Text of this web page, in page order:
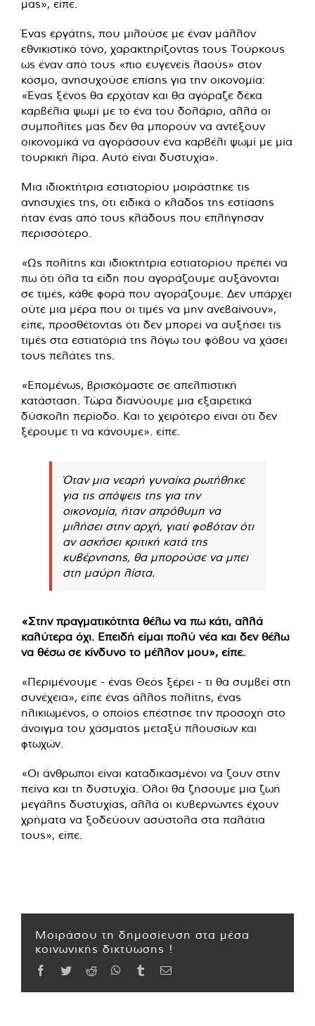
μας», είπε.
Ένας εργάτης, που μιλούσε με έναν μάλλον
εθνικιστικό τόνο, χαρακτηρίζοντας τους Τούρκους
ως έναν από τους «πιο ευγενείς λαούς» στον
κόσμο, ανησυχούσε επίσης για την οικονομία:
«Ένας ξένος θα ερχόταν και θα αγόραζε δέκα
καρβέλια ψωμί με το ένα του δολάριο, αλλά οι
συμπολίτες μας δεν θα μπορούν να αντέξουν
οικονομικά να αγοράσουν ένα καρβέλι ψωμί με μία
τουρκική λίρα. Αυτό είναι δυστυχία».
Μια ιδιοκτήτρια εστιατορίου μοιράστηκε τις
ανησυχίες της, ότι ειδικά ο κλάδος της εστίασης
ήταν ένας από τους κλάδους που επλήγησαν
περισσότερο.
«Ως πολίτης και ιδιοκτήτρια εστιατορίου πρέπει να
πω ότι όλα τα είδη που αγοράζουμε αυξάνονται
σε τιμές, κάθε φορά που αγοράζουμε. Δεν υπάρχει
ούτε μια μέρα που οι τιμές να μην ανεβαίνουν»,
είπε, προσθέτοντας ότι δεν μπορεί να αυξήσει τις
τιμές στα εστιατόριά της λόγω του φόβου να χάσει
τους πελάτες της.
«Επομένως, βρισκόμαστε σε απελπιστική
κατάσταση. Τώρα διανύουμε μια εξαιρετικά
δύσκολη περίοδο. Και το χειρότερο είναι ότι δεν
ξέρουμε τι να κάνουμε». είπε.
Όταν μια νεαρή γυναίκα ρωτήθηκε
για τις απόψεις της για την
οικονομία, ήταν απρόθυμη να
μιλήσει στην αρχή, γιατί φοβόταν ότι
αν ασκήσει κριτική κατά της
κυβέρνησης, θα μπορούσε να μπει
στη μαύρη λίστα.
«Στην πραγματικότητα θέλω να πω κάτι, αλλά
καλύτερα όχι. Επειδή είμαι πολύ νέα και δεν θέλω
να θέσω σε κίνδυνο το μέλλον μου», είπε.
«Περιμένουμε - ένας Θεός ξέρει - τι θα συμβεί στη
συνέχεια», είπε ένας άλλος πολίτης, ένας
ηλικιωμένος, ο οποίος επέστησε την προσοχή στο
άνοιγμα του χάσματος μεταξύ πλουσίων και
φτωχών.
«Οι άνθρωποι είναι καταδικασμένοι να ζουν στην
πείνα και τη δυστυχία. Όλοι θα ζήσουμε μια ζωή
μεγάλης δυστυχίας, αλλά οι κυβερνώντες έχουν
χρήματα να ξοδεύουν ασύστολα στα παλάτια
τους», είπε.
Μοιράσου τη δημοσίευση στα μέσα
κοινωνικής δικτύωσης !
Facebook
TwitterReddit WhatsApp
TumblrEmail